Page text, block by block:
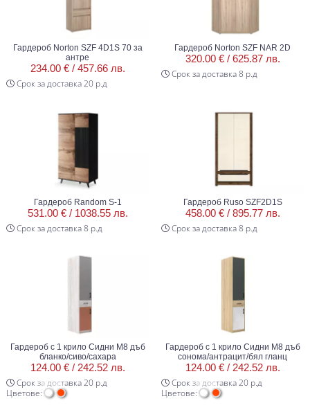
Гардероб Norton SZF 4D1S 70 за
антре
234.00 € / 457.66 лв.
Срок за доставка 20 р.д
Гардероб Norton SZF NAR 2D
320.00 € / 625.87 лв.
Срок за доставка 8 р.д
Гардероб Random S-1
531.00 € / 1038.55 лв.
Срок за доставка 8 р.д
Гардероб Ruso SZF2D1S
458.00 € / 895.77 лв.
Срок за доставка 8 р.д
Гардероб с 1 крило Сидни М8 дъб
бланко/сиво/сахара
124.00 € / 242.52 лв.
Срок за доставка 20 р.д
Цветове:
Гардероб с 1 крило Сидни М8 дъб
сонома/антрацит/бял гланц
124.00 € / 242.52 лв.
Срок за доставка 20 р.д
Цветове: